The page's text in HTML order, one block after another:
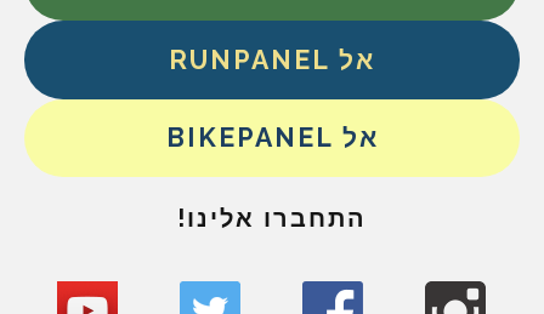
אל RUNPANEL
אל BIKEPANEL
התחברו אלינו!